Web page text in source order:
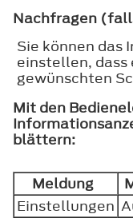
Nachfragen
Sie können das
einstellen, dass
gewünschten
Mit den
blättern:
Meldung
Einstellungen